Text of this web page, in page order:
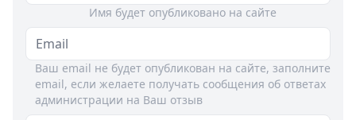
Имя будет опубликовано на сайте
Ваш email не будет опубликован на сайте, заполните
email, если желаете получать сообщения об ответах
администрации на Ваш отзыв